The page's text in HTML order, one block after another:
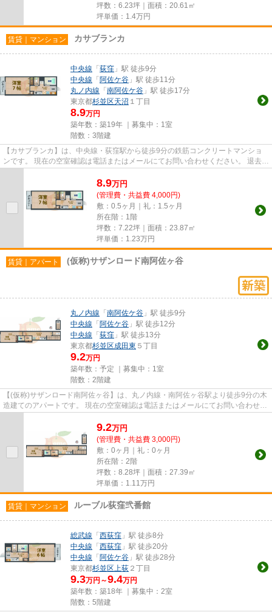
坪数：6.23坪｜面積：20.61㎡
坪単価： 1.4万円
賃貸｜マンション カサブランカ
中央線 「 荻窪 」駅 徒歩9分
中央線 「 阿佐ケ谷 」駅 徒歩11分
丸ノ内線 「 南阿佐ケ谷 」駅 徒歩17分
東京都杉並区天沼 １丁目
8.9万円
築年数：築19年 ｜募集中： 1室
階数：3階建
【カサブランカ】は、中央線・荻窪駅から徒歩9分の鉄筋コンクリートマンショ
ンです。 現在の空室確認は電話またはメールにてお問い合わせください。 退去前
8.9万円
(管理費・共益費 4,000円)
敷：0.5ヶ月｜礼：1.5ヶ月
所在階：1階
坪数：7.22坪｜面積：23.87㎡
坪単価： 1.23万円
賃貸｜アパート (仮称)サザンロード南阿佐ヶ谷
丸ノ内線 「 南阿佐ケ谷 」駅 徒歩9分
中央線 「 阿佐ケ谷 」駅 徒歩12分
中央線 「 荻窪 」駅 徒歩13分
東京都杉並区成田東 ５丁目
9.2万円
築年数：予定 ｜募集中： 1室
階数：2階建
【(仮称)サザンロード南阿佐ヶ谷】は、丸ノ内線・南阿佐ヶ谷駅より徒歩9分の木
造建てのアパートです。 現在の空室確認は電話またはメールにてお問い合わせく
9.2万円
(管理費・共益費 3,000円)
敷：0ヶ月｜礼：0ヶ月
所在階：2階
坪数：8.28坪｜面積：27.39㎡
坪単価： 1.11万円
賃貸｜マンション ルーブル荻窪弐番館
総武線 「 西荻窪 」駅 徒歩8分
中央線 「 西荻窪 」駅 徒歩20分
中央線 「 阿佐ケ谷 」駅 徒歩28分
東京都杉並区上荻 ２丁目
9.3万円～9.4万円
築年数：築18年 ｜募集中： 2室
階数：5階建